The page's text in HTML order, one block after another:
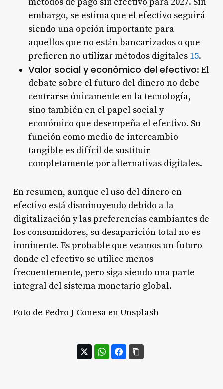
embargo, se estima que el efectivo seguirá
siendo una opción importante para
aquellos que no están bancarizados o que
prefieren no utilizar métodos digitales 15.
Valor social y económico del efectivo: El
debate sobre el futuro del dinero no debe
centrarse únicamente en la tecnología,
sino también en el papel social y
económico que desempeña el efectivo. Su
función como medio de intercambio
tangible es difícil de sustituir
completamente por alternativas digitales.
En resumen, aunque el uso del dinero en
efectivo está disminuyendo debido a la
digitalización y las preferencias cambiantes de
los consumidores, su desaparición total no es
inminente. Es probable que veamos un futuro
donde el efectivo se utilice menos
frecuentemente, pero siga siendo una parte
integral del sistema monetario global.
Foto de Pedro J ConesaenUnsplash